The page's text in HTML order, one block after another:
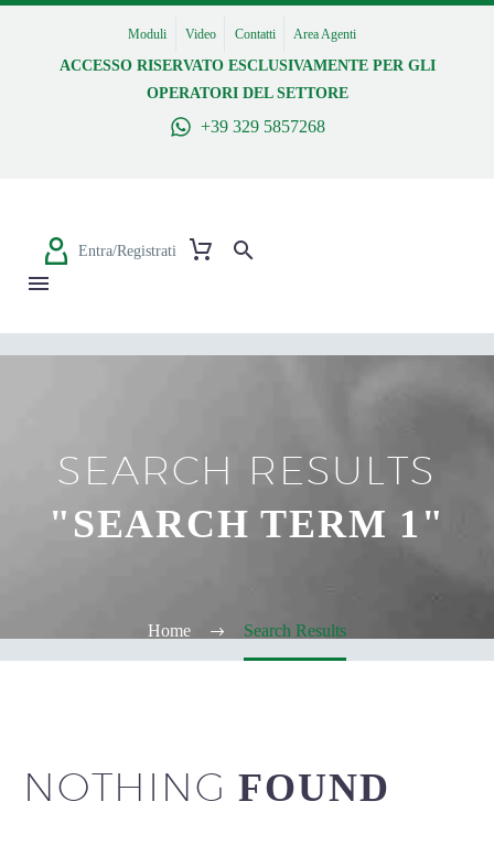
Moduli Video Contatti Area Agenti
ACCESSO RISERVATO ESCLUSIVAMENTE PER GLI
OPERATORI DEL SETTORE
+39 329 5857268
Entra/Registrati
SEARCH RESULTS
"SEARCH TERM 1"
Home Search Results
NOTHING FOUND